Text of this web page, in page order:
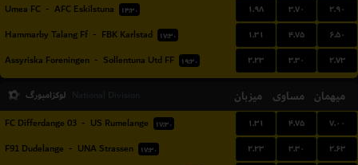
Umea FC - AFC Eskilstuna ۱۴:۳۰ ۱.۹۸ ۳.۷۰ ۲.۹۰
Hammarby Talang Ff - FBK Karlstad ۱۷:۳۰ ۱.۳۱ ۴.۷۵ ۶.۵۰
Assyriska Foreningen - Sollentuna Utd FF ۱۹:۳۰ ۲.۲۳ ۳.۳۰ ۲.۷۳
لوکزامبورگ میزبان مساوی میهمان
FC Differdange 03 - US Rumelange ۱۷:۳۰ ۱.۳۱ ۴.۷۵ ۷.۰۰
F91 Dudelange - UNA Strassen ۱۷:۳۰ ۲.۲۳ ۳.۳۰ ۲.۶۳